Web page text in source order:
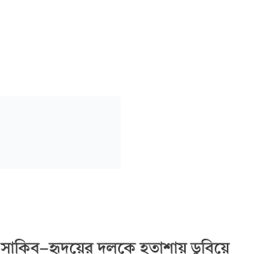
সাকিব-হৃদয়ের দলকে হতাশায় ডুবিয়ে